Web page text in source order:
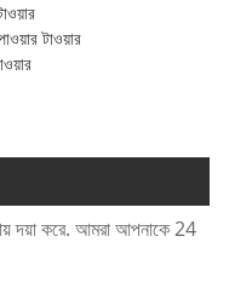
টাওয়ার
দয়া করে. আমরা আপনাকে 24